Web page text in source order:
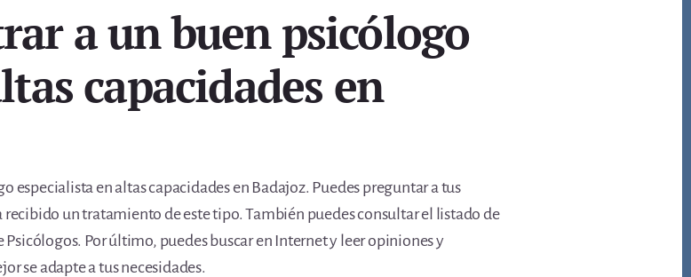
a un buen psicólogo
capacidades en
especialista en altas capacidades en Badajoz. Puedes preguntar a tus
un tratamiento de este tipo. También puedes consultar el listado de
Por último, puedes buscar en Internet y leer opiniones y
se adapte a tus necesidades.